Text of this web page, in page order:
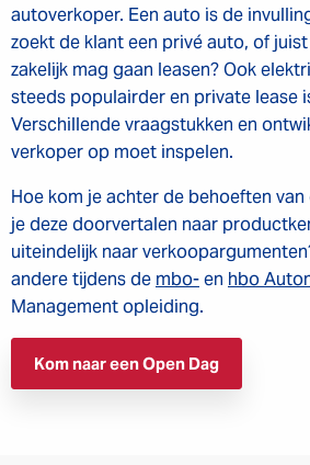
autoverkoper. Een auto is de
zoekt de klant een privé auto, of
zakelijk mag gaan leasen? Ook
steeds populairder en private lease
Verschillende vraagstukken en
verkoper op moet inspelen.
Hoe kom je achter de behoeften van
je deze doorvertalen naar
uiteindelijk naar
andere tijdens de mbo-en hbo
Management opleiding.
Kom naar een Open Dag